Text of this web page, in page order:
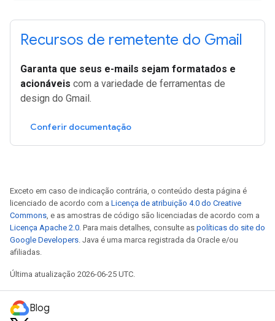
Recursos de remetente do Gmail
Garanta que seus e-mails sejam formatados e
acionáveis com a variedade de ferramentas de
design do Gmail.
Conferir documentação
Exceto em caso de indicação contrária, o conteúdo desta página é
licenciado de acordo com a Licença de atribuição 4.0 do Creative
Commons, e as amostras de código são licenciadas de acordo com a
Licença Apache 2.0. Para mais detalhes, consulte as políticas do site do
Google Developers. Java é uma marca registrada da Oracle e/ou
afiliadas.
Última atualização 2026-06-25 UTC.
Blog